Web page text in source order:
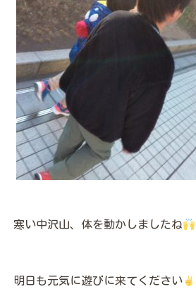
寒い中沢山、体を動かしましたね
明日も元気に遊びに来てください